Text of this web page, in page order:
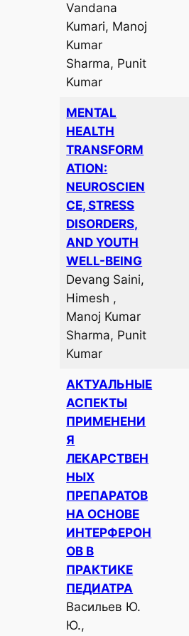
Vandana
Kumari, Manoj
Kumar
Sharma, Punit
Kumar
MENTAL
HEALTH
TRANSFORM
ATION:
NEUROSCIEN
CE, STRESS
DISORDERS,
AND YOUTH
WELL-BEING
Devang Saini,
Himesh ,
Manoj Kumar
Sharma, Punit
Kumar
АКТУАЛЬНЫЕ
АСПЕКТЫ
ПРИМЕНЕНИ
Я
ЛЕКАРСТВЕН
НЫХ
ПРЕПАРАТОВ
НА ОСНОВЕ
ИНТЕРФЕРОН
ОВ В
ПРАКТИКЕ
ПЕДИАТРА
Васильев Ю.
Ю.,